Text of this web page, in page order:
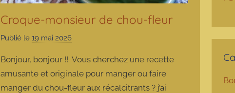
Croque-monsieur de chou-fleur
Publié le19 mai 2026
r
m
a
Bonjour, bonjour !! Vous cherchez une recette
amusante et originale pour manger ou faire
manger du chou-fleur aux récalcitrants ? j’ai